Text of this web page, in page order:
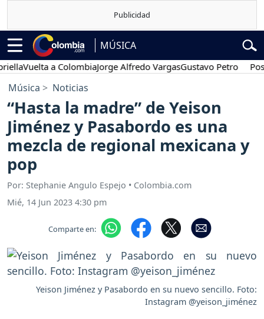
MÚSICA
Vuelta a ColombiaJorge Alfredo VargasGustavo Petro
Música Noticias
“Hasta la madre” de Yeison
Jiménez y Pasabordo es una
mezcla de regional mexicana y
pop
Por: Stephanie Angulo Espejo • Colombia.com
Mié, 14 Jun 2023 4:30 pm
Comparte en:
Yeison Jiménez y Pasabordo en su nuevo sencillo. Foto:
Instagram @yeison_jiménez